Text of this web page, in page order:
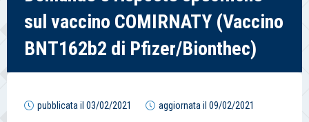
sul vaccino COMIRNATY (Vaccino
BNT162b2 di Pfizer/Bionthec)
pubblicata il 03/02/2021 aggiornata il 09/02/2021